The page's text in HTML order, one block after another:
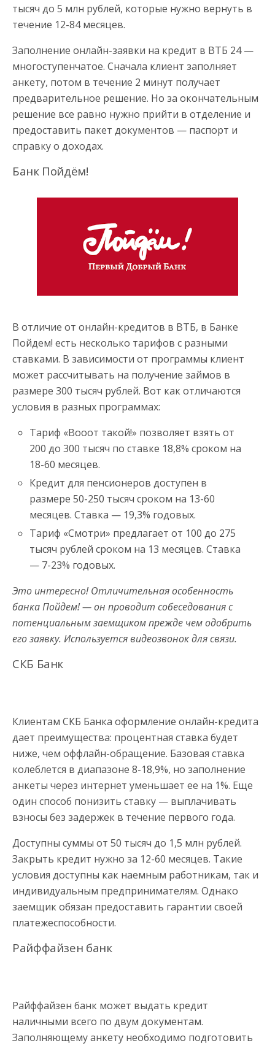
тысяч до 5 млн рублей, которые нужно вернуть в
течение 12-84 месяцев.
Заполнение онлайн-заявки на кредит в ВТБ 24 —
многоступенчатое. Сначала клиент заполняет
анкету, потом в течение 2 минут получает
предварительное решение. Но за окончательным
решение все равно нужно прийти в отделение и
предоставить пакет документов — паспорт и
справку о доходах.
Банк Пойдём!
В отличие от онлайн-кредитов в ВТБ, в Банке
Пойдем! есть несколько тарифов с разными
ставками. В зависимости от программы клиент
может рассчитывать на получение займов в
размере 300 тысяч рублей. Вот как отличаются
условия в разных программах:
Тариф «Вооот такой!» позволяет взять от
200 до 300 тысяч по ставке 18,8% сроком на
18-60 месяцев.
Кредит для пенсионеров доступен в
размере 50-250 тысяч сроком на 13-60
месяцев. Ставка — 19,3% годовых.
Тариф «Смотри» предлагает от 100 до 275
тысяч рублей сроком на 13 месяцев. Ставка
— 7-23% годовых.
Это интересно! Отличительная особенность
банка Пойдем! — он проводит собеседования с
потенциальным заемщиком прежде чем одобрить
его заявку. Используется видеозвонок для связи.
СКБ Банк
Клиентам СКБ Банка оформление онлайн-кредита
дает преимущества: процентная ставка будет
ниже, чем оффлайн-обращение. Базовая ставка
колеблется в диапазоне 8-18,9%, но заполнение
анкеты через интернет уменьшает ее на 1%. Еще
один способ понизить ставку — выплачивать
взносы без задержек в течение первого года.
Доступны суммы от 50 тысяч до 1,5 млн рублей.
Закрыть кредит нужно за 12-60 месяцев. Такие
условия доступны как наемным работникам, так и
индивидуальным предпринимателям. Однако
заемщик обязан предоставить гарантии своей
платежеспособности.
Райффайзен банк
Райффайзен банк может выдать кредит
наличными всего по двум документам.
Заполняющему анкету необходимо подготовить